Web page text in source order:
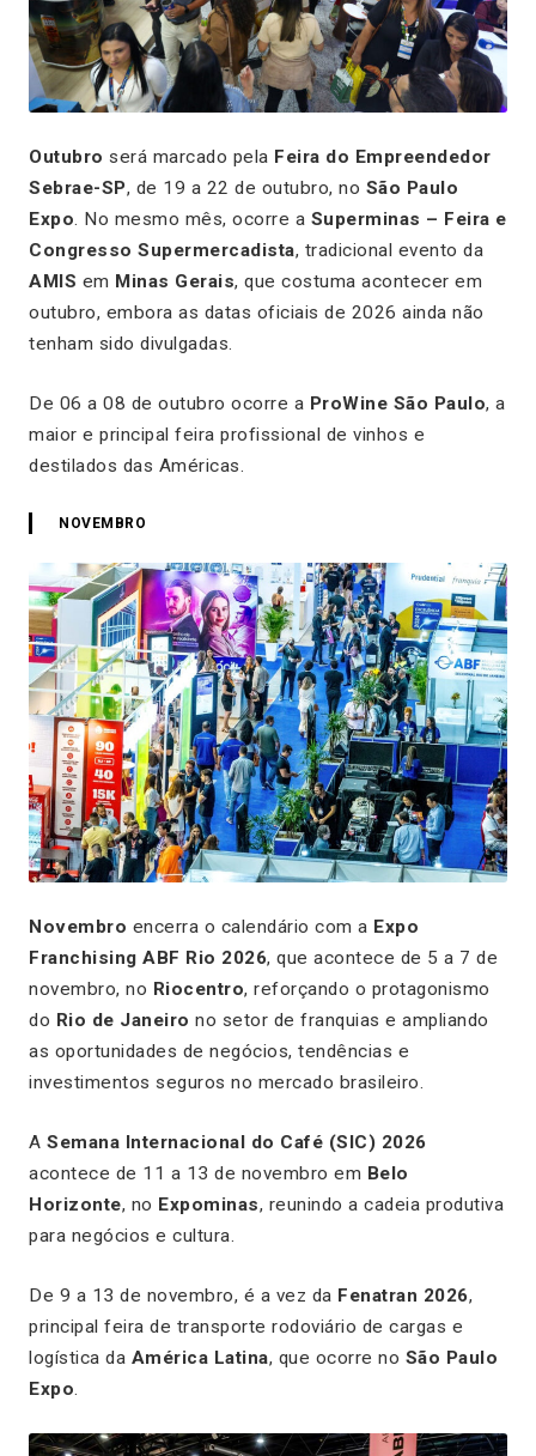
Outubro será marcado pela Feira do Empreendedor
Sebrae-SP, de 19 a 22 de outubro, no São Paulo
Expo. No mesmo mês, ocorre a Superminas – Feira e
Congresso Supermercadista, tradicional evento da
AMIS em Minas Gerais, que costuma acontecer em
outubro, embora as datas oficiais de 2026 ainda não
tenham sido divulgadas.
De 06 a 08 de outubro ocorre a ProWine São Paulo, a
maior e principal feira profissional de vinhos e
destilados das Américas.
NOVEMBRO
Novembro encerra o calendário com a Expo
Franchising ABF Rio 2026, que acontece de 5 a 7 de
novembro, no Riocentro, reforçando o protagonismo
do Rio de Janeiro no setor de franquias e ampliando
as oportunidades de negócios, tendências e
investimentos seguros no mercado brasileiro.
A Semana Internacional do Café (SIC) 2026
acontece de 11 a 13 de novembro em Belo
Horizonte, no Expominas, reunindo a cadeia produtiva
para negócios e cultura.
De 9 a 13 de novembro, é a vez da Fenatran 2026,
principal feira de transporte rodoviário de cargas e
logística da América Latina, que ocorre no São Paulo
Expo.